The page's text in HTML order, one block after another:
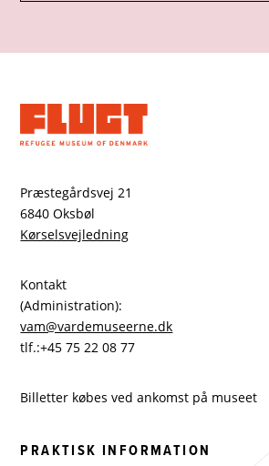
Præstegårdsvej 21
6840 Oksbøl
Kørselsvejledning
Kontakt
(Administration):
vam@vardemuseerne.dk
tlf.:+45 75 22 08 77
Billetter købes ved ankomst på museet
PRAKTISK INFORMATION